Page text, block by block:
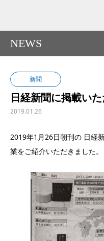
NEWS
新聞
日経新聞に掲載い
2019.01.26
2019年1月26日朝刊の 日経
業をご紹介いただきました。